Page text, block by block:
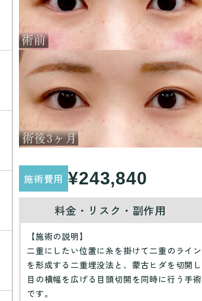
施術費用 ¥243,840
料金・リスク・副作用
【施術の説明】
二重にしたい位置に糸を掛けて二重のライン
を形成する二重埋没法と、蒙古ヒダを切開し
目の横幅を広げる目頭切開を同時に行う手術
です。